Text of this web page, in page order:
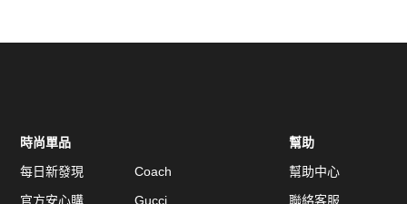
時尚單品
每日新發現
官方安心購
Coach
Gucci
幫助
幫助中心
聯絡客服